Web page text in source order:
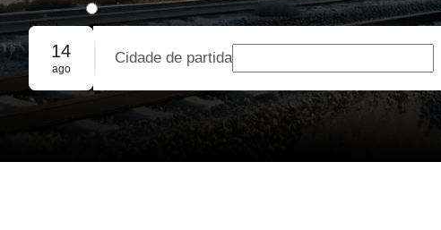
De ida e volta
Reserva em grupo
14
ago
Cidade de partida